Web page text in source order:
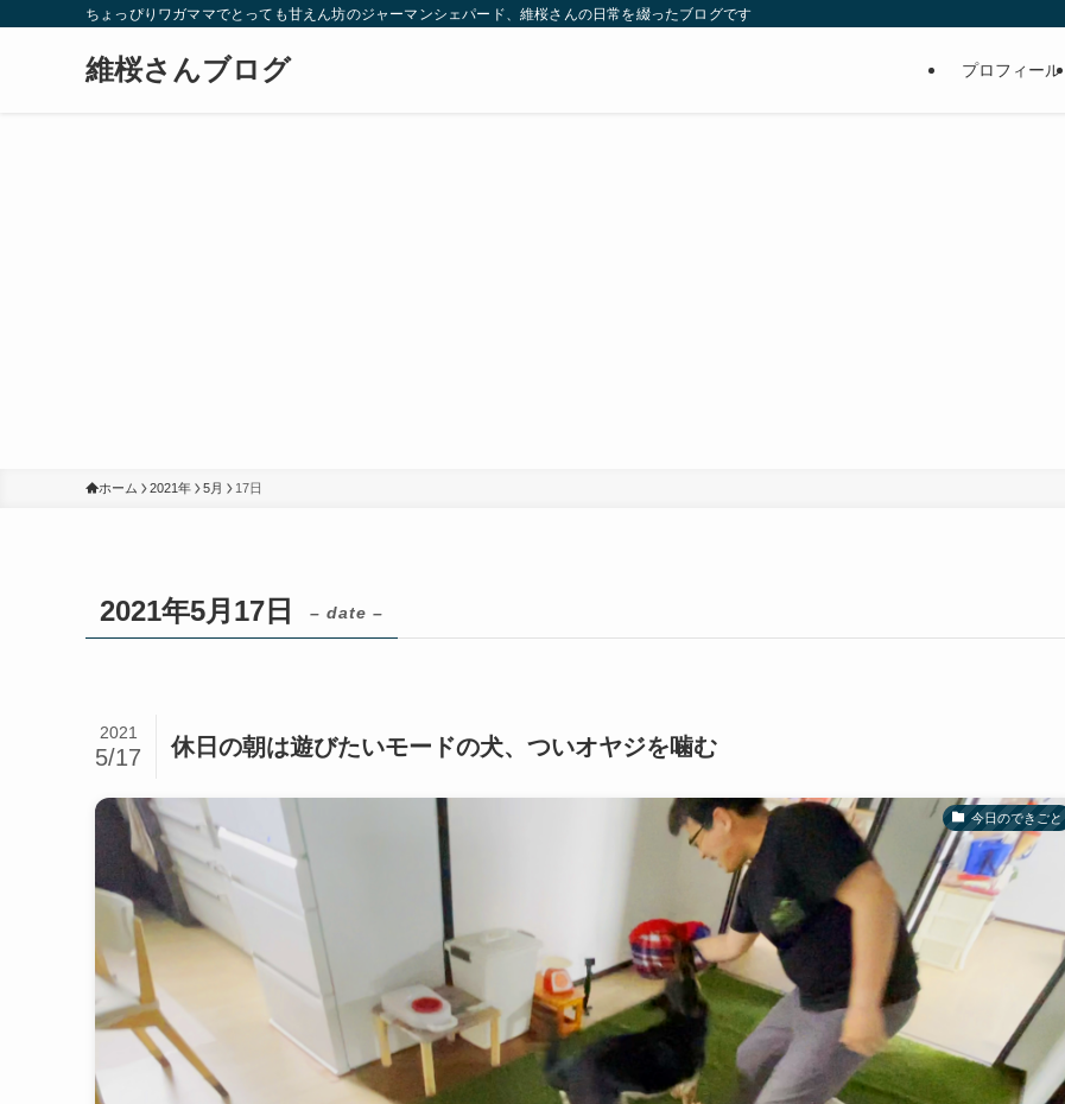
ちょっぴりワガママでとっても甘えん坊のジャーマンシェパード、維桜さんの日常を綴ったブログです
維桜さんブログ プロフィール
ホーム 2021年 5月 17日
2021年5月17日 – date –
休日の朝は遊びたいモードの犬、ついオヤジを噛む
2021
5/17
今日のできごと